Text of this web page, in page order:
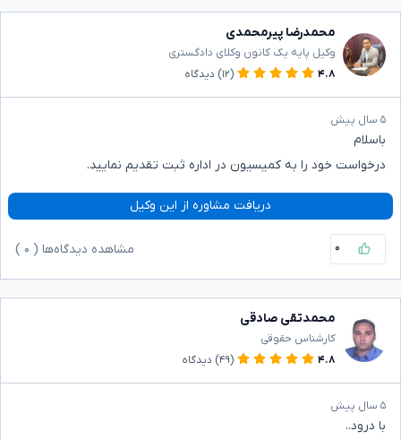
محمدرضا پیرمحمدی
وکیل پایه یک کانون وکلای دادگستری
۴.۸
(۱۲) دیدگاه
۵ سال پیش
باسلام
درخواست خود را به کمیسیون در اداره ثبت تقدیم نمایید.
دریافت مشاوره از این وکیل
۰ مشاهده دیدگاه‌ها ( ۰
محمدتقی صادقی
کارشناس حقوقی
۴.۸
(۴۹) دیدگاه
۵ سال پیش
با درود..